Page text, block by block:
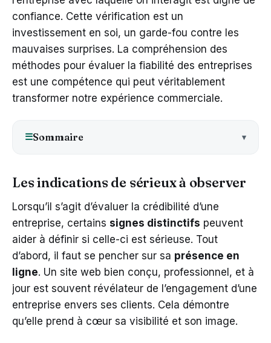
confiance. Cette vérification est un
investissement en soi, un garde-fou contre les
mauvaises surprises. La compréhension des
méthodes pour évaluer la fiabilité des entreprises
est une compétence qui peut véritablement
transformer notre expérience commerciale.
☰Sommaire
Les indications de sérieux à observer
Lorsqu’il s’agit d’évaluer la crédibilité d’une
entreprise, certains signes distinctifs peuvent
aider à définir si celle-ci est sérieuse. Tout
d’abord, il faut se pencher sur sa présence en
ligne. Un site web bien conçu, professionnel, et à
jour est souvent révélateur de l’engagement d’une
entreprise envers ses clients. Cela démontre
qu’elle prend à cœur sa visibilité et son image.